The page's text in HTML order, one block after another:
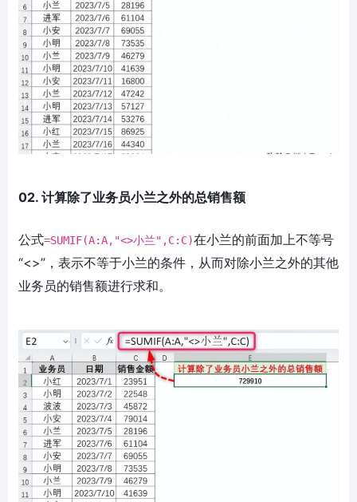
02. 计算除了业务员小兰之外的总销售额
公式=SUMIF(A:A,"<>小兰",C:C)在小兰的前面加上不等号
“<>”，表示不等于小兰的条件，从而对除小兰之外的其他
业务员的销售额进行求和。